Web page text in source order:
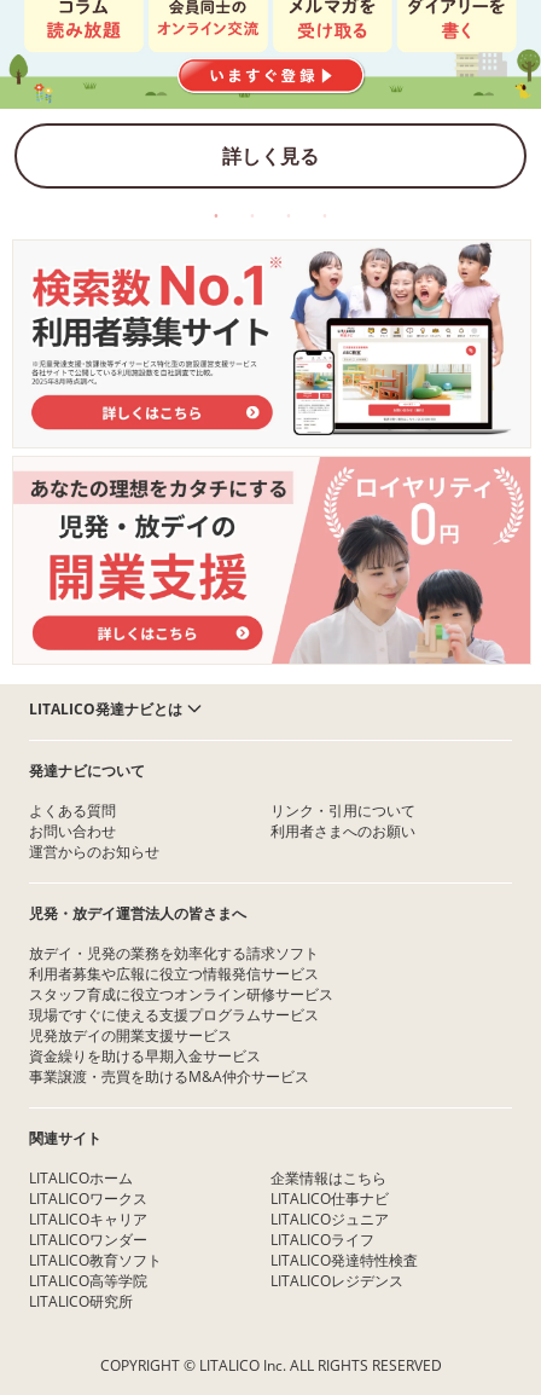
詳しく見る
LITALICO発達ナビとは
発達ナビについて
よくある質問
お問い合わせ
運営からのお知らせ
リンク・引用について
利用者さまへのお願い
児発・放デイ運営法人の皆さまへ
放デイ・児発の業務を効率化する請求ソフト
利用者募集や広報に役立つ情報発信サービス
スタッフ育成に役立つオンライン研修サービス
現場ですぐに使える支援プログラムサービス
児発放デイの開業支援サービス
資金繰りを助ける早期入金サービス
事業譲渡・売買を助けるM&A仲介サービス
関連サイト
LITALICOホーム
LITALICOワークス
LITALICOキャリア
LITALICOワンダー
LITALICO教育ソフト
LITALICO高等学院
LITALICO研究所
企業情報はこちら
LITALICO仕事ナビ
LITALICOジュニア
LITALICOライフ
LITALICO発達特性検査
LITALICOレジデンス
COPYRIGHT © LITALICO Inc. ALL RIGHTS RESERVED